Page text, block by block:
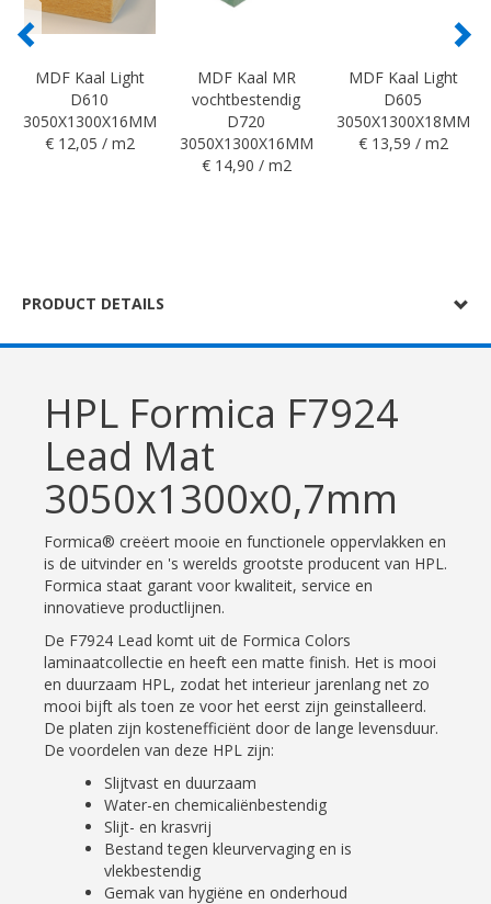
MDF Kaal Light
D610
3050X1300X16MM
€ 12,05 / m2
MDF Kaal MR
vochtbestendig
D720
3050X1300X16MM
€ 14,90 / m2
MDF Kaal Light
D605
3050X1300X18MM
€ 13,59 / m2
PRODUCT DETAILS
HPL Formica F7924
Lead Mat
3050x1300x0,7mm
Formica® creëert mooie en functionele oppervlakken en
is de uitvinder en 's werelds grootste producent van HPL.
Formica staat garant voor kwaliteit, service en
innovatieve productlijnen.
De F7924 Lead komt uit de Formica Colors
laminaatcollectie en heeft een matte finish. Het is mooi
en duurzaam HPL, zodat het interieur jarenlang net zo
mooi bijft als toen ze voor het eerst zijn geinstalleerd.
De platen zijn kostenefficiënt door de lange levensduur.
De voordelen van deze HPL zijn:
Slijtvast en duurzaam
Water-en chemicaliënbestendig
Slijt- en krasvrij
Bestand tegen kleurvervaging en is
vlekbestendig
Gemak van hygiëne en onderhoud